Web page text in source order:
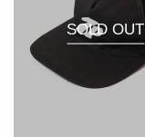
SOLD OUT